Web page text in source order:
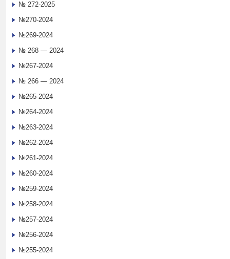
№ 272-2025
№270-2024
№269-2024
№ 268 — 2024
№267-2024
№ 266 — 2024
№265-2024
№264-2024
№263-2024
№262-2024
№261-2024
№260-2024
№259-2024
№258-2024
№257-2024
№256-2024
№255-2024